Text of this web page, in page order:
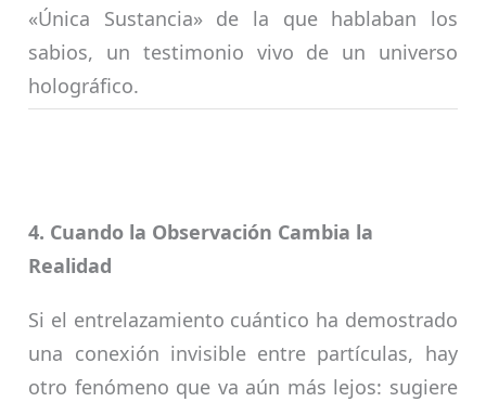
«Única Sustancia» de la que hablaban los
sabios, un testimonio vivo de un universo
holográfico.
4. Cuando la Observación Cambia la
Realidad
Si el entrelazamiento cuántico ha demostrado
una conexión invisible entre partículas, hay
otro fenómeno que va aún más lejos: sugiere